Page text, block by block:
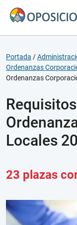
Portada /
Ordenanzas
Ordenanzas
Locales
23 plazas